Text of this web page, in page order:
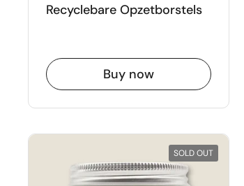
Recyclebare Opzetborstels
Buy now
SOLD OUT